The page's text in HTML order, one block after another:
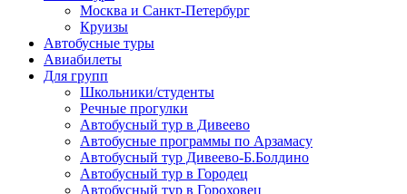
Москва и Санкт-Петербург
Круизы
Автобусные туры
Авиабилеты
Для групп
Школьники/студенты
Речные прогулки
Автобусный тур в Дивеево
Автобусные программы по Арзамасу
Автобусный тур Дивеево-Б.Болдино
Автобусный тур в Городец
Автобусный тур в Гороховец